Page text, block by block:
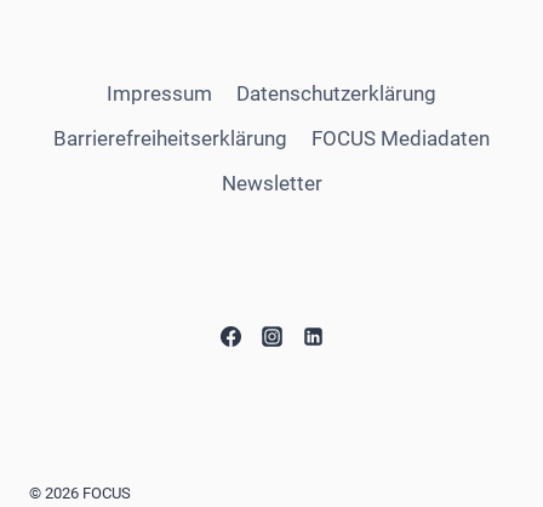
Impressum
Datenschutzerklärung
Barrierefreiheitserklärung
FOCUS Mediadaten
Newsletter
© 2026 FOCUS